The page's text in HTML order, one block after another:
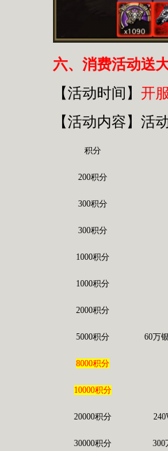
六、消费活动送
【活动时间】 开
【活动内容】活
积分
200积分
300积分
300积分
1000积分
1000积分
2000积分
5000积分 60万
8000积分
10000积分
20000积分
30000积分